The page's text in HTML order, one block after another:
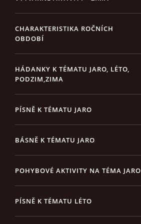
CHARAKTERISTIKA ROČNÍCH
OBDOBÍ
HÁDANKY K TÉMATU JARO, LÉTO,
PODZIM,ZIMA
PÍSNĚ K TÉMATU JARO
BÁSNĚ K TÉMATU JARO
POHYBOVÉ AKTIVITY NA TÉMA JARO
PÍSNĚ K TÉMATU LÉTO